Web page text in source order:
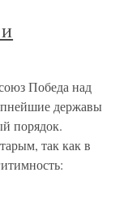
Победа над
державы
порядок.
так как в